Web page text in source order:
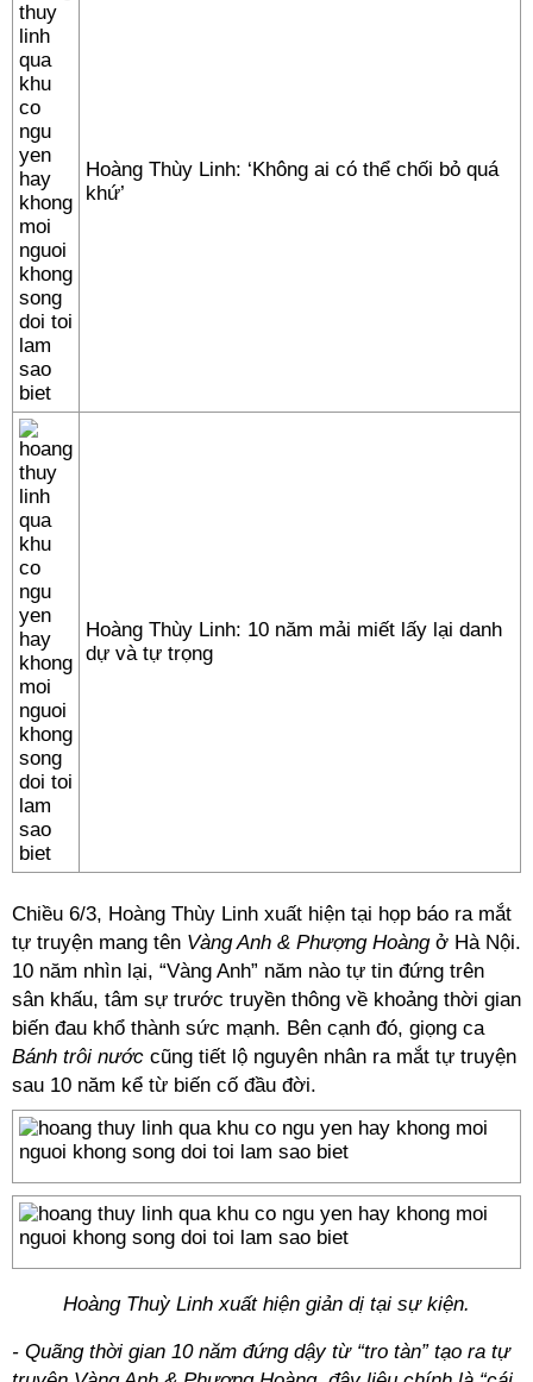
Hoàng Thùy Linh: ‘Không ai có thể chối bỏ quá
khứ’
Hoàng Thùy Linh: 10 năm mải miết lấy lại danh
dự và tự trọng
Chiều 6/3, Hoàng Thùy Linh xuất hiện tại họp báo ra mắt
tự truyện mang tên Vàng Anh & Phượng Hoàngở Hà Nội.
10 năm nhìn lại, “Vàng Anh” năm nào tự tin đứng trên
sân khấu, tâm sự trước truyền thông về khoảng thời gian
biến đau khổ thành sức mạnh. Bên cạnh đó, giọng ca
Bánh trôi nước cũng tiết lộ nguyên nhân ra mắt tự truyện
sau 10 năm kể từ biến cố đầu đời.
Hoàng Thuỳ Linh xuất hiện giản dị tại sự kiện.
- Quãng thời gian 10 năm đứng dậy từ “tro tàn” tạo ra tự